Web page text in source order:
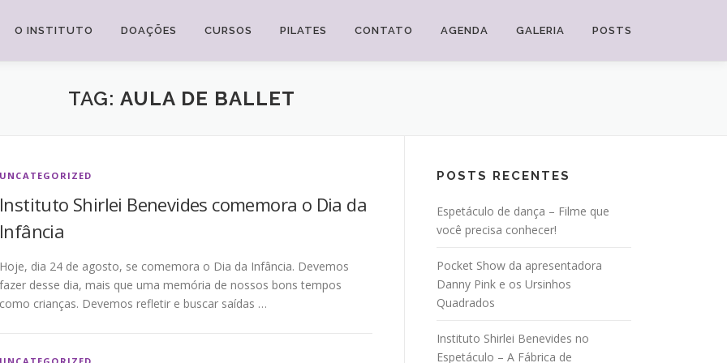
O INSTITUTO DOAÇÕES CURSOS PILATES CONTATO AGENDA GALERIA POSTS
TAG: AULA DE BALLET
UNCATEGORIZED
Instituto Shirlei Benevides comemora o Dia da
Infância
Hoje, dia 24 de agosto, se comemora o Dia da Infância. Devemos
fazer desse dia, mais que uma memória de nossos bons tempos
como crianças. Devemos refletir e buscar saídas …
POSTS RECENTES
Espetáculo de dança – Filme que
você precisa conhecer!
Pocket Show da apresentadora
Danny Pink e os Ursinhos
Quadrados
Instituto Shirlei Benevides no
Espetáculo – A Fábrica de